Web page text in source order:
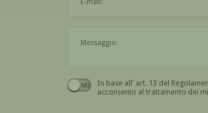
In base all' art. 13 del
acconsento al